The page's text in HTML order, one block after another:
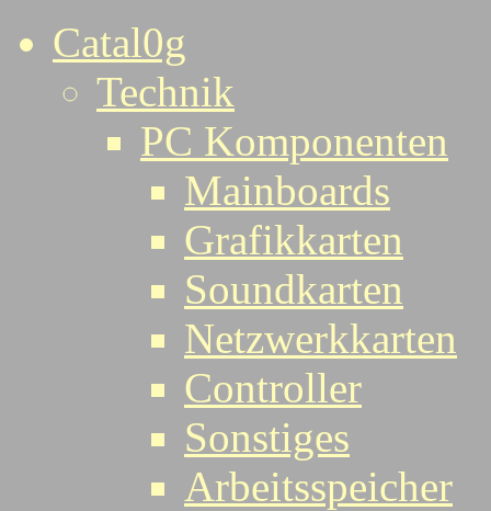
Catal0g
Technik
PC Komponenten
Mainboards
Grafikkarten
Soundkarten
Netzwerkkarten
Controller
Sonstiges
Arbeitsspeicher